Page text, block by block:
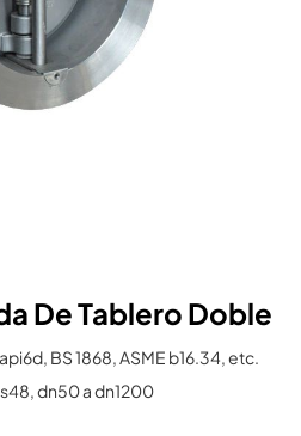
De Tablero Doble
BS 1868, ASME b16.34, etc.
dn50 a dn1200